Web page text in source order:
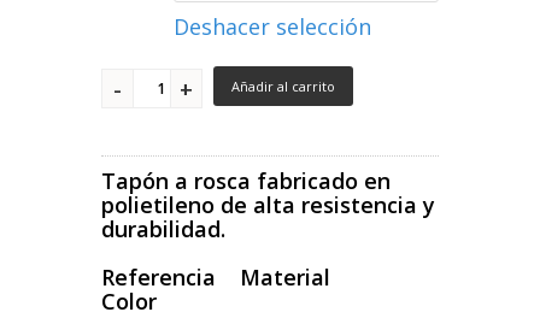
Deshacer selección
Añadir al carrito
Tapón a rosca fabricado en
polietileno de alta resistencia y
durabilidad.
Referencia Material
Color